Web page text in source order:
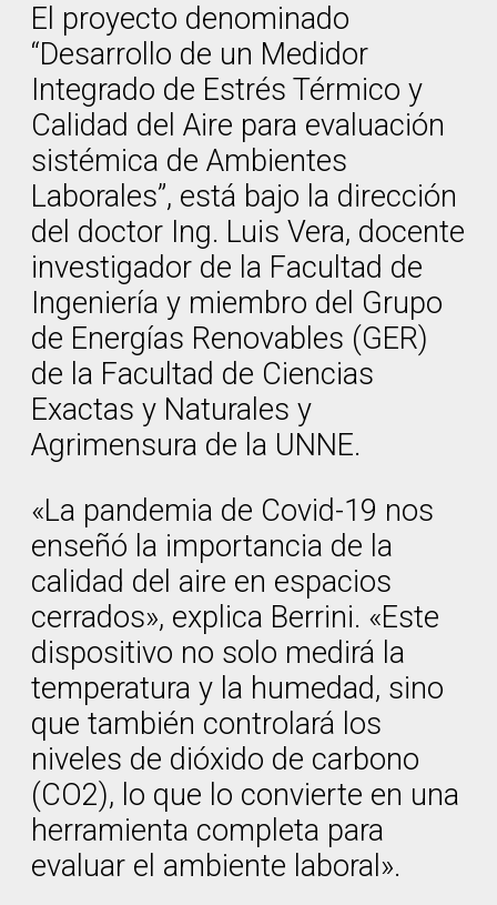
El proyecto denominado
“Desarrollo de un Medidor
Integrado de Estrés Térmico y
Calidad del Aire para evaluación
sistémica de Ambientes
Laborales”, está bajo la dirección
del doctor Ing. Luis Vera, docente
investigador de la Facultad de
Ingeniería y miembro del Grupo
de Energías Renovables (GER)
de la Facultad de Ciencias
Exactas y Naturales y
Agrimensura de la UNNE.
«La pandemia de Covid-19 nos
enseñó la importancia de la
calidad del aire en espacios
cerrados», explica Berrini. «Este
dispositivo no solo medirá la
temperatura y la humedad, sino
que también controlará los
niveles de dióxido de carbono
(CO2), lo que lo convierte en una
herramienta completa para
evaluar el ambiente laboral».